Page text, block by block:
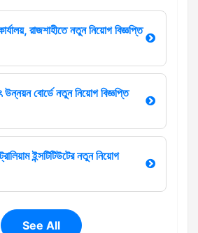
রাজশাহীতে নতুন নিয়োগ বিজ্ঞপ্তি
উন্নয়ন বোর্ডে নতুন নিয়োগ বিজ্ঞপ্তি
ইন্সটিটিউটের নতুন নিয়োগ
See All